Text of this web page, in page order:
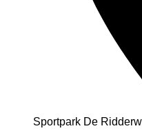
Sportpark De